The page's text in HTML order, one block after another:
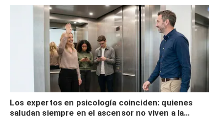
Los expertos en psicología coinciden: quienes
saludan siempre en el ascensor no viven a la